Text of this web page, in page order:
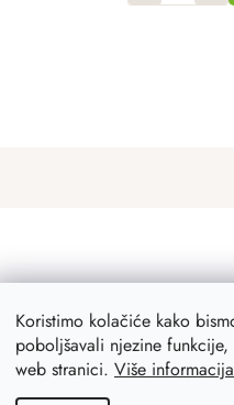
Koristimo kolačiće kako
poboljšavali njezine
web stranici. Više informacija